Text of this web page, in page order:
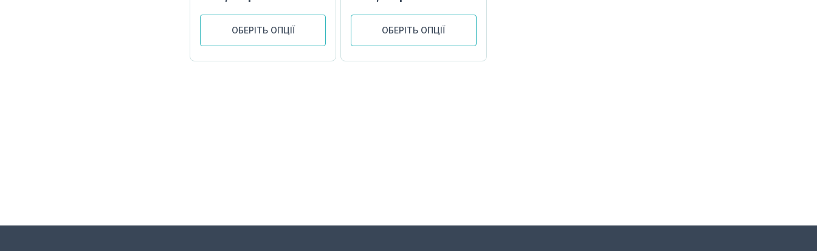
ОБЕРІТЬ ОПЦІЇ ОБЕРІТЬ ОПЦІЇ